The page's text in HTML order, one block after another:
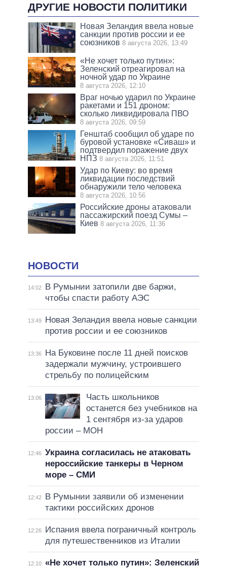
ДРУГИЕ НОВОСТИ ПОЛИТИКИ
Новая Зеландия ввела новые
санкции против россии и ее
союзников 8 августа 2026, 13:49
«Не хочет только путин»:
Зеленский отреагировал на
ночной удар по Украине
8 августа 2026, 12:10
Враг ночью ударил по Украине
ракетами и 151 дроном:
сколько ликвидировала ПВО
8 августа 2026, 09:59
Генштаб сообщил об ударе по
буровой установке «Сиваш» и
подтвердил поражение двух
НПЗ 8 августа 2026, 11:51
Удар по Киеву: во время
ликвидации последствий
обнаружили тело человека
8 августа 2026, 10:56
Российские дроны атаковали
пассажирский поезд Сумы –
Киев 8 августа 2026, 11:36
НОВОСТИ
14:02
В Румынии затопили две баржи,
чтобы спасти работу АЭС
13:49
Новая Зеландия ввела новые санкции
против россии и ее союзников
13:36
На Буковине после 11 дней поисков
задержали мужчину, устроившего
стрельбу по полицейским
13:06
Часть школьников
останется без учебников на
1 сентября из-за ударов
россии – МОН
12:46 Украина согласилась не атаковать
нероссийские танкеры в Черном
море – СМИ
12:42
В Румынии заявили об изменении
тактики российских дронов
12:26
Испания ввела пограничный контроль
для путешественников из Италии
12:10 «Не хочет только путин»: Зеленский